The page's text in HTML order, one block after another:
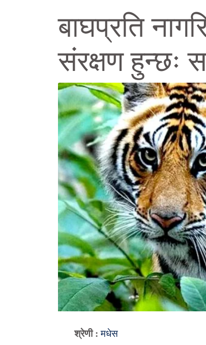
बाघप्रति
संरक्षण हुन्छः
श्रेणी :मधेस